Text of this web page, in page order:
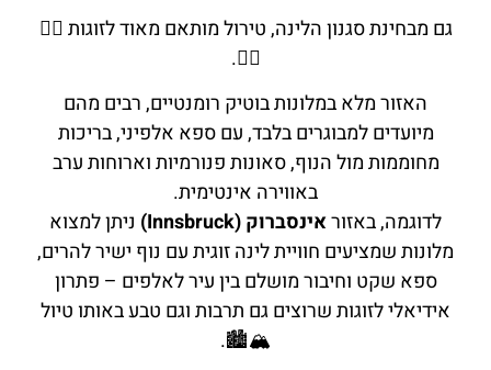
גם מבחינת סגנון הלינה, טירול מותאם מאוד לזוגות 💆‍♀️
💆‍♂️.
האזור מלא במלונות בוטיק רומנטיים, רבים מהם
מיועדים למבוגרים בלבד, עם ספא אלפיני, בריכות
מחוממות מול הנוף, סאונות פנורמיות וארוחות ערב
באווירה אינטימית.
לדוגמה, באזוראינסברוק (Innsbruck)
ניתן למצוא
מלונות שמציעים חוויית לינה זוגית עם נוף ישיר להרים,
ספא שקט וחיבור מושלם בין עיר לאלפים – פתרון
אידיאלי לזוגות שרוצים גם תרבות וגם טבע באותו טיול
🏔️🏙️.